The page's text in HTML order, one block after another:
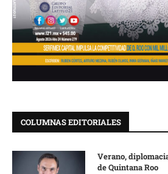
COLUMNAS EDITORIALES
Verano,
de Quintana Roo